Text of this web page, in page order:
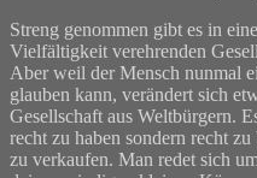
Streng genommen gibt es in
Vielfältigkeit verehrenden
Aber weil der Mensch nunmal
glauben kann, verändert sich
Gesellschaft aus Weltbürgern.
recht zu haben sondern recht
zu verkaufen. Man redet sich